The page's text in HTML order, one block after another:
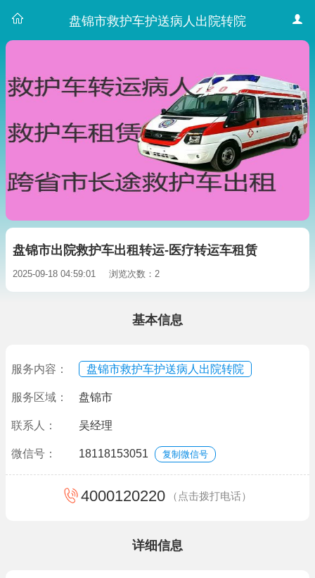
盘锦市救护车护送病人出院转院
盘锦市出院救护车出租转运-医疗转运车租赁
2025-09-18 04:59:01 浏览次数：2
基本信息
服务内容： 盘锦市救护车护送病人出院转院
服务区域： 盘锦市
联系人： 吴经理
微信号： 18118153051 复制微信号
4000120220 （点击拨打电话）
详细信息